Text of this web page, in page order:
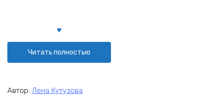
Читать полностью
Автор: Лена Кутузова